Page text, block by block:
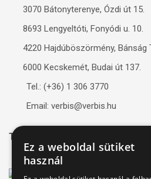
3070 Bátonyterenye, Ózdi út 15.
8693 Lengyeltóti, Fonyódi u. 10.
4220 Hajdúböszörmény, Bánság
6000 Kecskemét, Budai út 137.
Tel.: (+36) 1 306 3770
Email: verbis@verbis.hu
Tanúsítványaink
Ez a weboldal sütiket
használ